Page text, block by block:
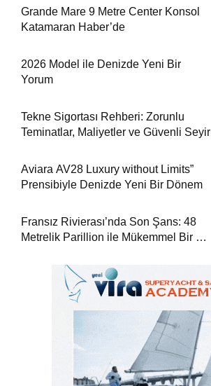
Grande Mare 9 Metre Center Konsol
Katamaran Haber’de
2026 Model ile Denizde Yeni Bir
Yorum
Tekne Sigortası Rehberi: Zorunlu
Teminatlar, Maliyetler ve Güvenli Seyir
Aviara AV28 Luxury without Limits”
Prensibiyle Denizde Yeni Bir Dönem
Fransız Rivierası’nda Son Şans: 48
Metrelik Parillion ile Mükemmel Bir Yat